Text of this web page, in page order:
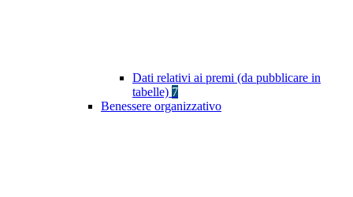
Dati relativi ai premi (da pubblicare in
tabelle) 7
Benessere organizzativo